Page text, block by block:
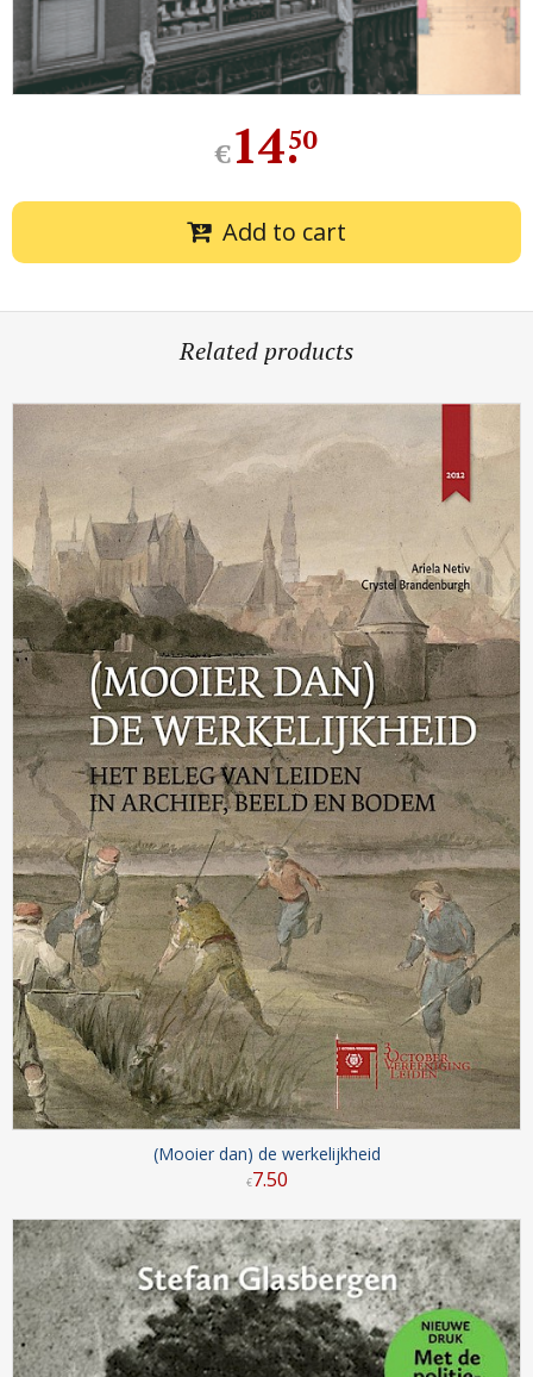
€14.
50
Add to cart
Related products
(Mooier dan) de werkelijkheid
€7.50